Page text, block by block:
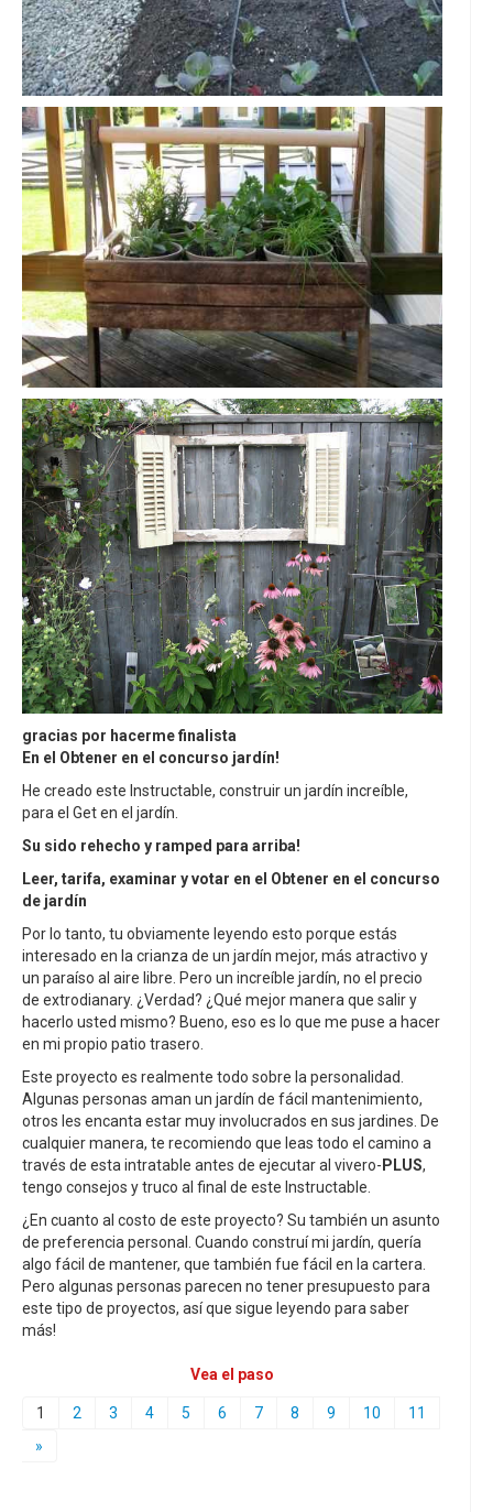
gracias por hacerme finalista
En el Obtener en el concurso jardín!
He creado este Instructable, construir un jardín increíble,
para el Get en el jardín.
Su sido rehecho y ramped para arriba!
Leer, tarifa, examinar y votar en el Obtener en el concurso
de jardín
Por lo tanto, tu obviamente leyendo esto porque estás
interesado en la crianza de un jardín mejor, más atractivo y
un paraíso al aire libre. Pero un increíble jardín, no el precio
de extrodianary. ¿Verdad? ¿Qué mejor manera que salir y
hacerlo usted mismo? Bueno, eso es lo que me puse a hacer
en mi propio patio trasero.
Este proyecto es realmente todo sobre la personalidad.
Algunas personas aman un jardín de fácil mantenimiento,
otros les encanta estar muy involucrados en sus jardines. De
cualquier manera, te recomiendo que leas todo el camino a
través de esta intratable antes de ejecutar al vivero- PLUS,
tengo consejos y truco al final de este Instructable.
¿En cuanto al costo de este proyecto? Su también un asunto
de preferencia personal. Cuando construí mi jardín, quería
algo fácil de mantener, que también fue fácil en la cartera.
Pero algunas personas parecen no tener presupuesto para
este tipo de proyectos, así que sigue leyendo para saber
más!
Vea el paso
1 2 3 4 5 6 7 8 9 10
11
»